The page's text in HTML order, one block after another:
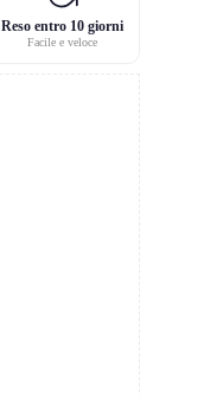
Reso entro 10 giorni
Facile e veloce